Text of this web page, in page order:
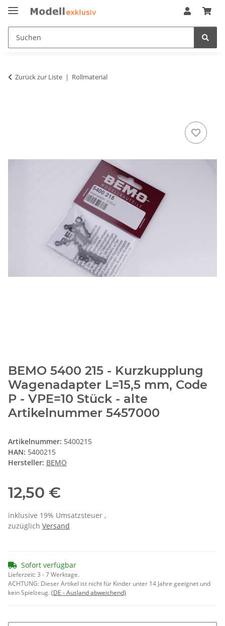
Zurück zur Liste Rollmaterial
BEMO 5400 215 - Kurzkupplung
Wagenadapter L=15,5 mm, Code
P - VPE=10 Stück - alte
Artikelnummer 5457000
Artikelnummer: 5400215
HAN: 5400215
Hersteller: BEMO
12,50 €
inklusive 19% Umsatzsteuer ,
zuzüglich Versand
Sofort verfügbar
Lieferzeit:3 - 7 Werktage.
ACHTUNG: Dieser Artikel ist nicht für Kinder unter 14 Jahre geeignet und
kein Spielzeug.(DE - Ausland abweichend)